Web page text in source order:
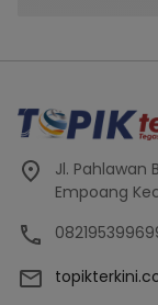
Jl. Pahlawan
Empoang